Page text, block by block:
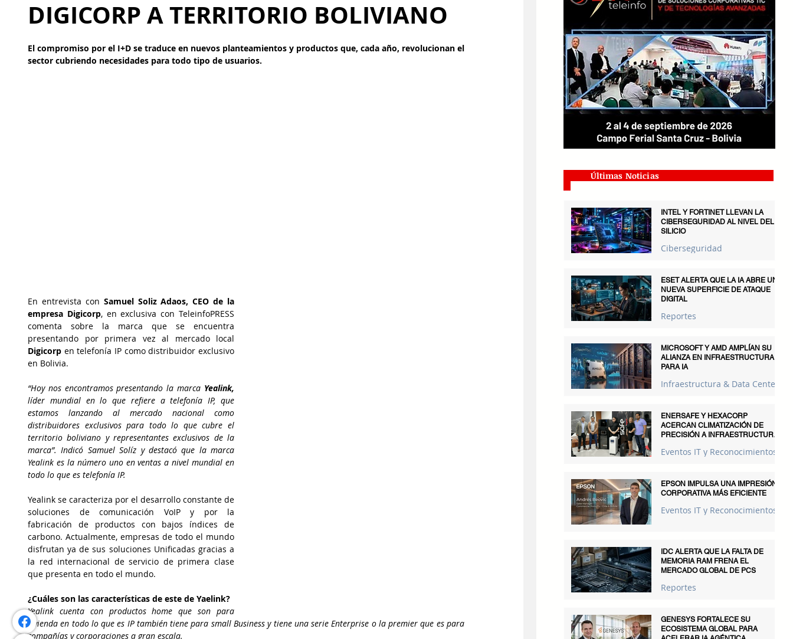
DIGICORP A TERRITORIO BOLIVIANO
El compromiso por el I+D se traduce en nuevos planteamientos y productos que, cada año, revolucionan el
sector cubriendo necesidades para todo tipo de usuarios.
En entrevista con Samuel Soliz Adaos, CEO de la
empresa Digicorp, en exclusiva con TeleinfoPRESS
comenta sobre la marca que se encuentra
Digicorp en telefonía IP como distribuidor exclusivo
en Bolivia.
“Hoy nos encontramos presentando la marca Yealink,
líder mundial en lo que refiere a telefonía IP, que
estamos lanzando al mercado nacional como
distribuidores exclusivos para todo lo que cubre el
territorio boliviano y representantes exclusivos de la
marca”. Indicó Samuel Solíz y destacó que la marca
Yealink es la número uno en ventas a nivel mundial en
todo lo que es telefonía IP.
Yealink se caracteriza por el desarrollo constante de
soluciones de comunicación VoIP y por la
fabricación de productos con bajos índices de
carbono. Actualmente, empresas de todo el mundo
disfrutan ya de sus soluciones Unificadas gracias a
la red internacional de servicio de primera clase
que presenta en todo el mundo.
¿Cuáles son las características de este de Yaelink?
Yealink cuenta con productos home que son para
vivienda en todo lo que es IP también tiene para small Business y tiene una serie Enterprise o la premier que es para
compañías y corporaciones a gran escala.
Últimas Noticias
INTEL Y FORTINET LLEVAN LA
CIBERSEGURIDAD AL NIVEL DEL
SILICIO
Ciberseguridad
ESET ALERTA QUE LA IA ABRE UNA
NUEVA SUPERFICIE DE ATAQUE
DIGITAL
Reportes
MICROSOFT Y AMD AMPLÍAN SU
ALIANZA EN INFRAESTRUCTURA
PARA IA
Infraestructura & Data Centers
ENERSAFE Y HEXACORP
ACERCAN CLIMATIZACIÓN DE
PRECISIÓN A INFRAESTRUCTURAS
Eventos IT y Reconocimientos
EPSON IMPULSA UNA IMPRESIÓN
CORPORATIVA MÁS EFICIENTE
Eventos IT y Reconocimientos
IDC ALERTA QUE LA FALTA DE
MEMORIA RAM FRENA EL
MERCADO GLOBAL DE PCS
Reportes
GENESYS FORTALECE SU
ECOSISTEMA GLOBAL PARA